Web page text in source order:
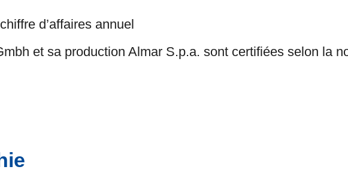
d’affaires annuel
et sa production Almar S.p.a. sont certifiées selon la